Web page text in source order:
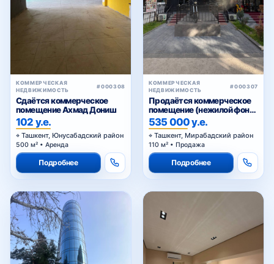
КОММЕРЧЕСКАЯ
НЕДВИЖИМОСТЬ
#000308
Сдаётся коммерческое
помещение Ахмад Дониш
102 у.е.
Ташкент, Юнусабадский район
500 м² • Аренда
Подробнее
КОММЕРЧЕСКАЯ
НЕДВИЖИМОСТЬ
#000307
Продаётся коммерческое
помещение (нежилой фонд)
Чехова
535 000 у.е.
Ташкент, Мирабадский район
110 м² • Продажа
Подробнее